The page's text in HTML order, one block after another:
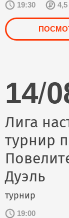
19:30
14/
Лига
турнир
Дуэль
турнир
19:00